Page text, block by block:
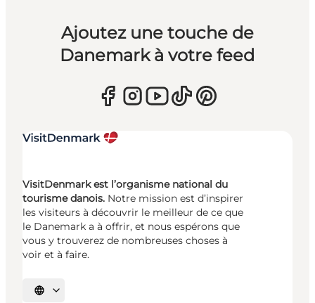
Ajoutez une touche de
Danemark à votre feed
VisitDenmark est l’organisme national du
tourisme danois. Notre mission est d’inspirer
les visiteurs à découvrir le meilleur de ce que
le Danemark a à offrir, et nous espérons que
vous y trouverez de nombreuses choses à
voir et à faire.
Choisissez la langue